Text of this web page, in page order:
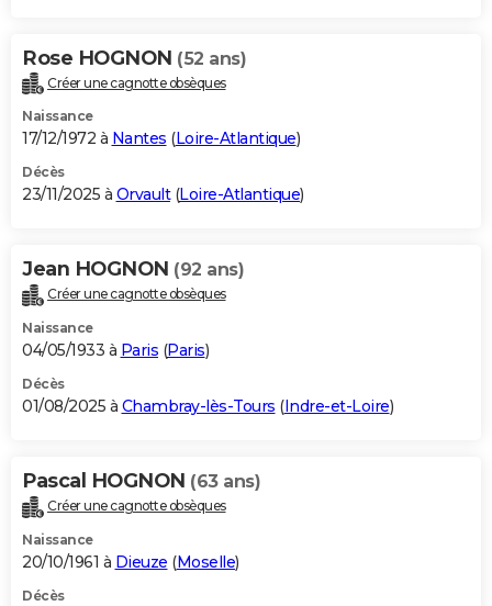
Rose HOGNON (52 ans)
Créer une cagnotte obsèques
Naissance
17/12/1972 à Nantes (Loire-Atlantique)
Décès
23/11/2025 à Orvault(Loire-Atlantique)
Jean HOGNON (92 ans)
Créer une cagnotte obsèques
Naissance
04/05/1933 à Paris (Paris)
Décès
01/08/2025 à Chambray-lès-Tours (Indre-et-Loire)
Pascal HOGNON (63 ans)
Créer une cagnotte obsèques
Naissance
20/10/1961 à Dieuze (Moselle)
Décès